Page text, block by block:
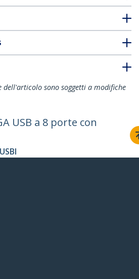
dell'articolo sono soggetti a modifiche
USB a 8 porte con